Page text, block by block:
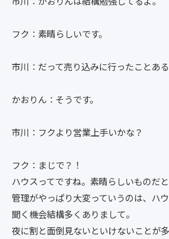
フク：素晴らしいです。
市川：だって売り込みに行ったことある
かおりん：そうです。
市川：フクより営業上手いかな？
フク：まじで？！
ハウスってですね。素晴らしいものだと
管理がやっぱり大変っていうのは、ハ
聞く機会結構多くありまして。
夜に割と面倒見ないといけないことが多